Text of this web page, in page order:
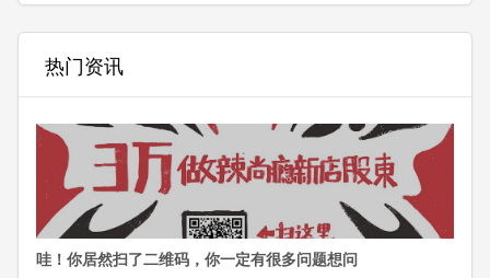
热门资讯
哇！你居然扫了二维码，你一定有很多问题想问